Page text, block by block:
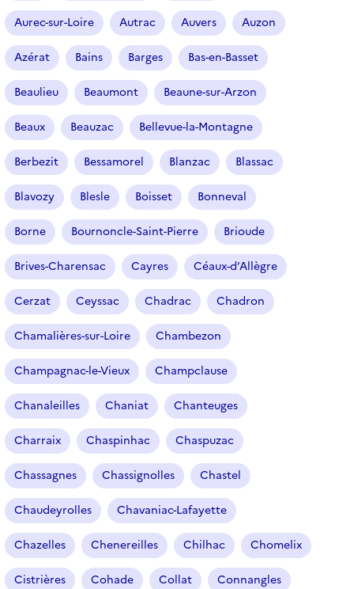
Aurec-sur-Loire Autrac Auvers Auzon
Azérat Bains Barges Bas-en-Basset
Beaulieu Beaumont Beaune-sur-Arzon
Beaux Beauzac Bellevue-la-Montagne
Berbezit Bessamorel Blanzac Blassac
Blavozy Blesle Boisset Bonneval
Borne Bournoncle-Saint-Pierre Brioude
Brives-Charensac Cayres Céaux-d’Allègre
Cerzat Ceyssac Chadrac Chadron
Chamalières-sur-Loire Chambezon
Champagnac-le-Vieux Champclause
Chanaleilles Chaniat Chanteuges
Charraix Chaspinhac Chaspuzac
Chassagnes Chassignolles Chastel
Chaudeyrolles Chavaniac-Lafayette
Chazelles Chenereilles Chilhac Chomelix
Cistrières Cohade Collat Connangles